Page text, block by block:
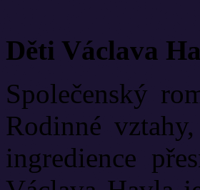
Děti Václava
Společenský
Rodinné
ingredience